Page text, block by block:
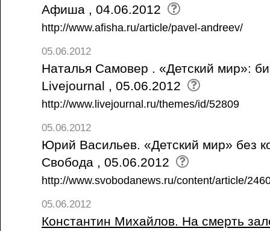
Афиша , 04.06.2012
http://www.afisha.ru/article/pavel-andreev/
05.06.2012
Наталья Самовер . «Детский мир»:
Livejournal , 05.06.2012
http://www.livejournal.ru/themes/id/52809
05.06.2012
Юрий Васильев. «Детский мир» без
Свобода , 05.06.2012
http://www.svobodanews.ru/content/article/
05.06.2012
Константин Михайлов. На смерть